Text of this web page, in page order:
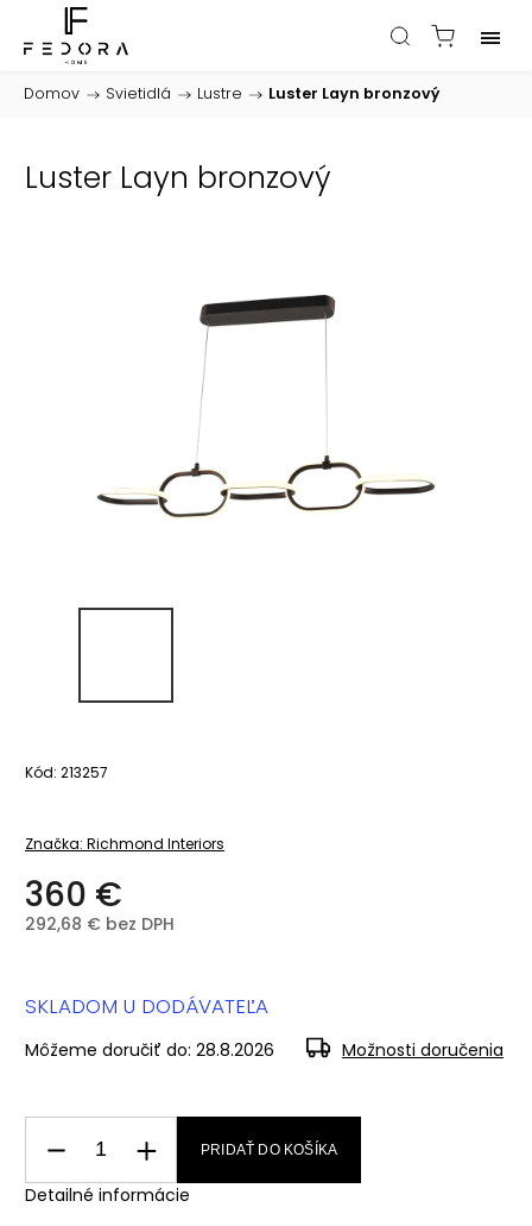
Domov / Svietidlá / Lustre / Luster Layn bronzový
Luster Layn bronzový
Kód: 213257
Značka: Richmond Interiors
360 €
292,68 € bez DPH
SKLADOM U DODÁVATEĽA
Môžeme doručiť do: 28.8.2026 Možnosti doručenia
PRIDAŤ DO KOŠÍKA
Detailné informácie